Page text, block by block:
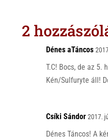
A
o
o
2
Dénes aTáncos
T.C! Bocs, de az 5.
Kén/Sulfuryte áll!
Csíki Sándor 2017.
Dénes Táncos! A